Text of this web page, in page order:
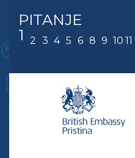
PITANJE
1
2 3 4 5 6 8 9 10 11